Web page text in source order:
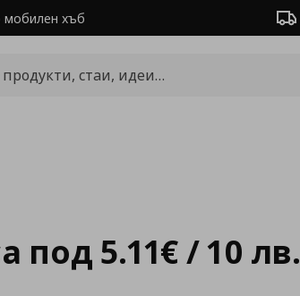
мобилен хъб
под 5.11€ / 10 лв.